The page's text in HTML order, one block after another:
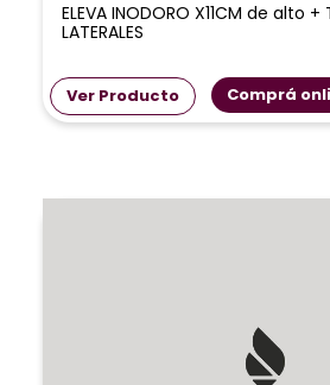
ELEVA INODORO X11CM de alto +
LATERALES
Ver Producto Comprá